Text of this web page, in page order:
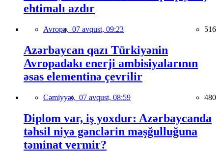
ehtimalı azdır
Avropa, 07 avqust, 09:23 516
Azərbaycan qazı Türkiyənin
Avropadakı enerji ambisiyalarının
əsas elementinə çevrilir
Cəmiyyət, 07 avqust, 08:59 480
Diplom var, iş yoxdur: Azərbaycanda
təhsil niyə gənclərin məşğulluğuna
təminat vermir?